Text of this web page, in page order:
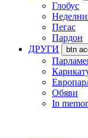
Глобус
Пегас
Пардон
ДРУГИ
btn
Обяви
In